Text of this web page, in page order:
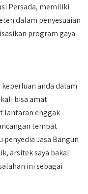
Persada, memiliki
dalam penyesuaian
program gaya
anda dalam
bisa amat
lantaran enggak
tempat
penyedia Jasa Bangun
arsitek saya bakal
ini sebagai